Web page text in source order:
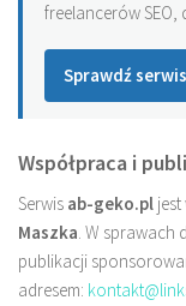
freelancerów SEO,
Sprawdź
Współpraca i
Serwis ab-geko.pl
Maszka. W sprawach
publikacji
adresem: